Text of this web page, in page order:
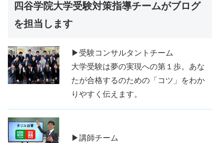
四谷学院大学受験対策指導チームがブログ
を担当します
▶受験コンサルタントチーム
大学受験は夢の実現への第１歩。あな
たが合格するのための「コツ」をわか
りやすく伝えます。
▶講師チーム